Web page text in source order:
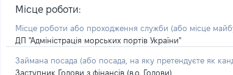
Місце роботи:
Місце роботи або проходження служби (або місце
ДП "Адміністрація морських портів України"
Займана посада (або посада, на яку претендуєте як
Заступник Голови з фінансів (в.о. Голови)